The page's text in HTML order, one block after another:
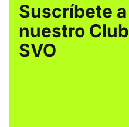
Suscríbete a
nuestro Club
SVO